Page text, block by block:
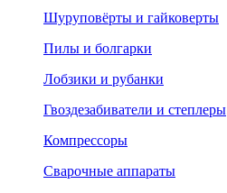
Шуруповёрты и гайковерты
Пилы и болгарки
Лобзики и рубанки
Гвоздезабиватели и степлеры
Компрессоры
Сварочные аппараты